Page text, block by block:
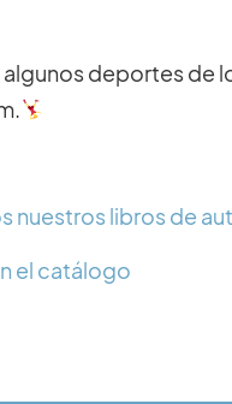
deportes de
nuestros libros de
el catálogo